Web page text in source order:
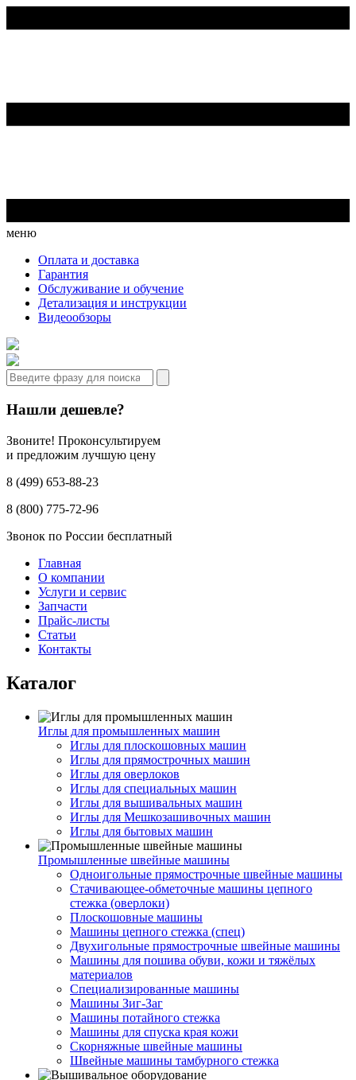
меню
Оплата и доставка
Гарантия
Обслуживание и обучение
Детализация и инструкции
Видеообзоры
Нашли дешевле?
Звоните! Проконсультируем
и предложим лучшую цену
8 (499) 653-88-23
8 (800) 775-72-96
Звонок по России бесплатный
Главная
О компании
Услуги и сервис
Запчасти
Прайс-листы
Статьи
Контакты
Каталог
Иглы для промышленных машин
Иглы для плоскошовных машин
Иглы для прямострочных машин
Иглы для оверлоков
Иглы для специальных машин
Иглы для вышивальных машин
Иглы для Мешкозашивочных машин
Иглы для бытовых машин
Промышленные швейные машины
Одноигольные прямострочные швейные машины
Стачивающее-обметочные машины цепного
стежка (оверлоки)
Плоскошовные машины
Машины цепного стежка (спец)
Двухигольные прямострочные швейные машины
Машины для пошива обуви, кожи и тяжёлых
материалов
Специализированные машины
Машины Зиг-Заг
Машины потайного стежка
Машины для спуска края кожи
Скорняжные швейные машины
Швейные машины тамбурного стежка